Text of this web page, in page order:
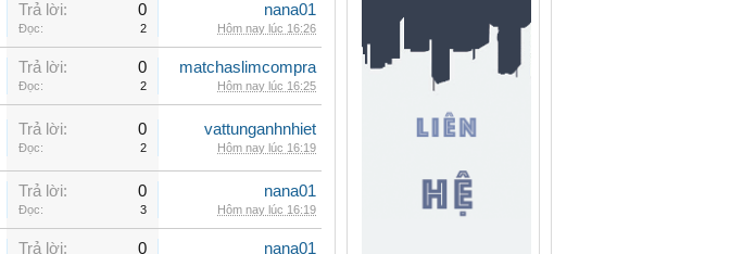
Trả lời: 0
Đọc: 2
nana01
Hôm nay lúc 16:26
Trả lời: 0
Đọc: 2
matchaslimcompra
Hôm nay lúc 16:25
Trả lời: 0
Đọc: 2
vattunganhnhiet
Hôm nay lúc 16:19
Trả lời: 0
Đọc: 3
nana01
Hôm nay lúc 16:19
Trả lời: 0 nana01